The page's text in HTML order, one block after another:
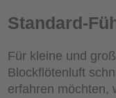
Standard-
Für kleine und
Blockflötenluft
erfahren möchten,